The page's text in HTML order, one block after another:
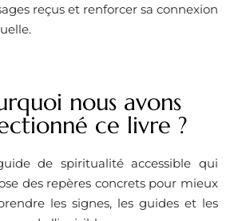
reçus et renforcer sa connexion
nous avons
ce livre ?
de spiritualité accessible qui
des repères concrets pour mieux
les signes, les guides et les